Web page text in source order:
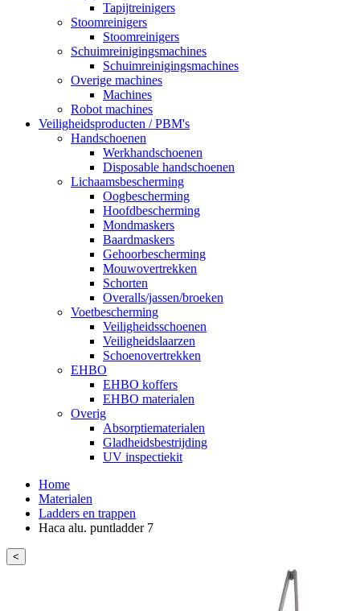
Tapijtreinigers
Stoomreinigers
Stoomreinigers
Schuimreinigingsmachines
Schuimreinigingsmachines
Overige machines
Machines
Robot machines
Veiligheidsproducten / PBM's
Handschoenen
Werkhandschoenen
Disposable handschoenen
Lichaamsbescherming
Oogbescherming
Hoofdbescherming
Mondmaskers
Baardmaskers
Gehoorbescherming
Mouwovertrekken
Schorten
Overalls/jassen/broeken
Voetbescherming
Veiligheidsschoenen
Veiligheidslaarzen
Schoenovertrekken
EHBO
EHBO koffers
EHBO materialen
Overig
Absorptiematerialen
Gladheidsbestrijding
UV inspectiekit
Home
Materialen
Ladders en trappen
Haca alu. puntladder 7
<